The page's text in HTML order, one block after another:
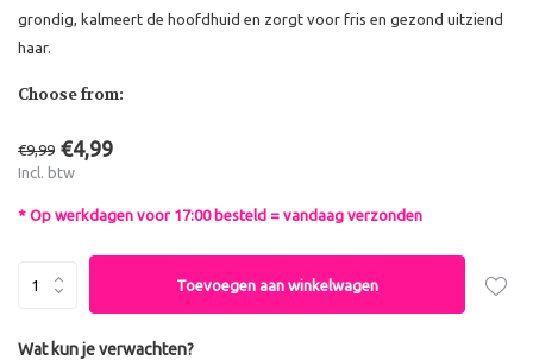
grondig, kalmeert de hoofdhuid en zorgt voor fris en gezond uitziend
haar.
Choose from:
€9,99 €4,99
Incl. btw
* Op werkdagen voor 17:00 besteld = vandaag verzonden
Toevoegen aan winkelwagen
Wat kun je verwachten?